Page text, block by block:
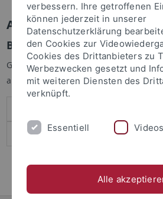
Anmelden
Benutzeranmeldung
Geben Sie Ihren Benutzernamen und
anzumelden:
verbessern. Ihre getroffenen
können jederzeit in unserer
Datenschutzerklärung
den Cookies zur
Cookies des Drittanbieters zu
Werbezwecken gesetzt und
mit weiteren Diensten des
verknüpft.
Essentiell Videos
Alle